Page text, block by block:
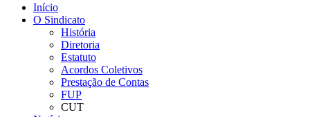
Início
O Sindicato
História
Diretoria
Estatuto
Acordos Coletivos
Prestação de Contas
FUP
CUT